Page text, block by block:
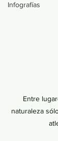
Infografías
Entre
naturaleza